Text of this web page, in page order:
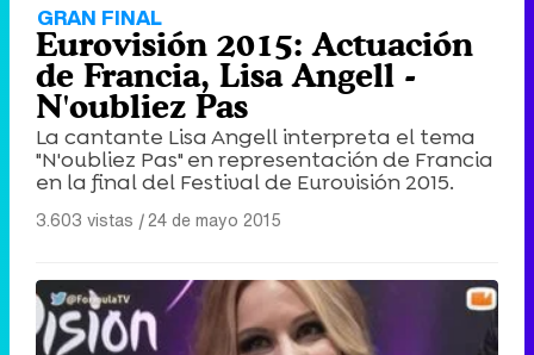
GRAN FINAL
Eurovisión 2015: Actuación
de Francia, Lisa Angell -
N'oubliez Pas
La cantante Lisa Angell interpreta el tema
"N'oubliez Pas" en representación de Francia
en la final del Festival de Eurovisión 2015.
3.603 vistas |24 de mayo 2015